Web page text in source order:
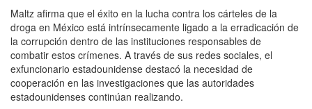
Maltz afirma que el éxito en la lucha contra los cárteles de la
droga en México está intrínsecamente ligado a la erradicación de
la corrupción dentro de las instituciones responsables de
combatir estos crímenes. A través de sus redes sociales, el
exfuncionario estadounidense destacó la necesidad de
cooperación en las investigaciones que las autoridades
estadounidenses continúan realizando.